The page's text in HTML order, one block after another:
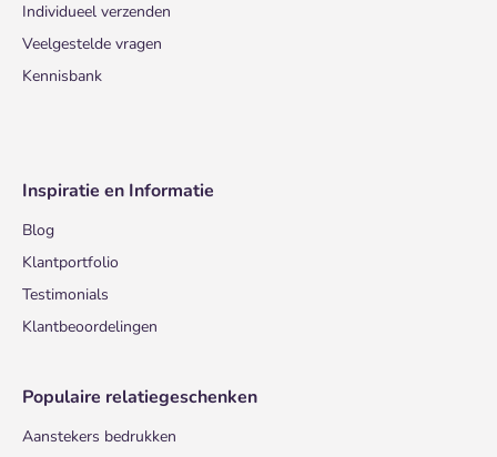
Individueel verzenden
Veelgestelde vragen
Kennisbank
Inspiratie en Informatie
Blog
Klantportfolio
Testimonials
Klantbeoordelingen
Populaire relatiegeschenken
Aanstekers bedrukken